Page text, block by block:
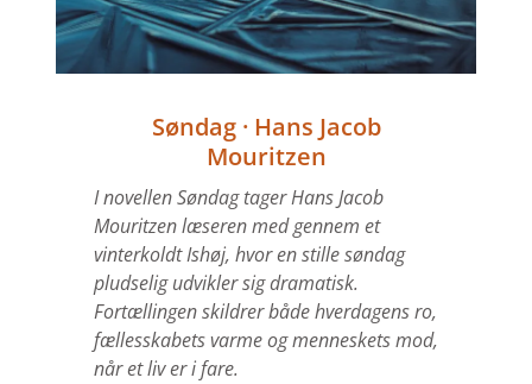
Søndag · Hans Jacob
Mouritzen
I novellen Søndag tager Hans Jacob
Mouritzen læseren med gennem et
vinterkoldt Ishøj, hvor en stille søndag
pludselig udvikler sig dramatisk.
Fortællingen skildrer både hverdagens ro,
fællesskabets varme og menneskets mod,
når et liv er i fare.